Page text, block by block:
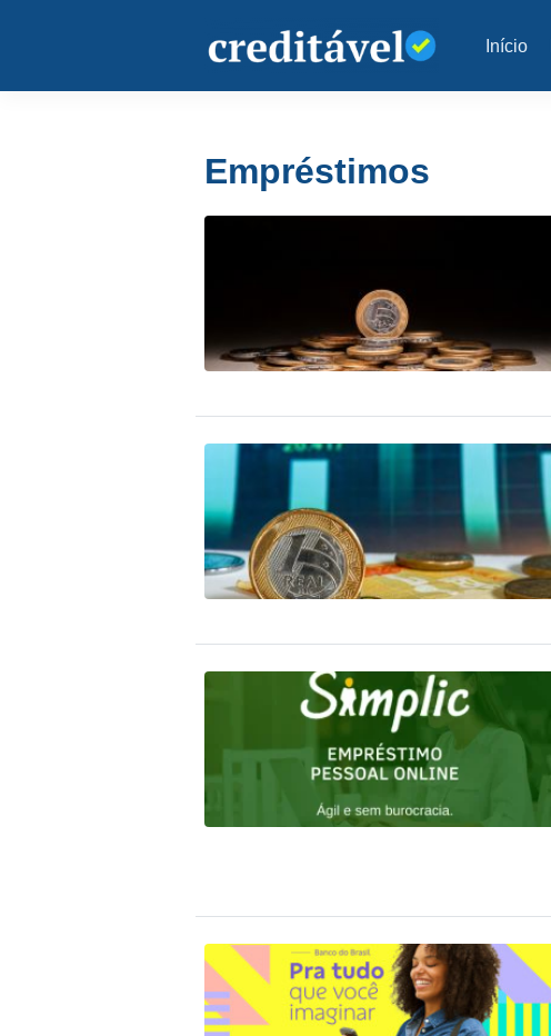
Início
Empréstimos